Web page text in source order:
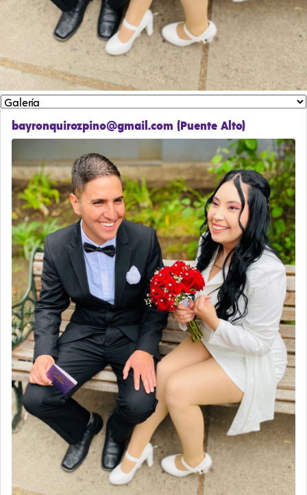
bayronquirozpino@gmail.com (Puente Alto)